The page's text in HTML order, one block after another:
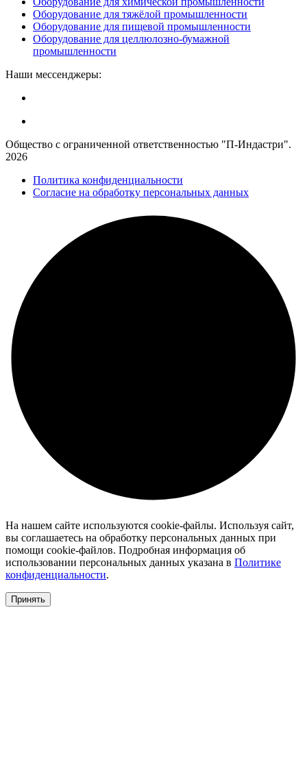
Оборудование для тяжёлой промышленности
Оборудование для пищевой промышленности
Оборудование для целлюлозно-бумажной
промышленности
Наши мессенджеры:
Общество с ограниченной ответственностью "П-Индастри".
2026
Политика конфиденциальности
Согласие на обработку персональных данных
На нашем сайте используются cookie-файлы. Используя сайт,
вы соглашаетесь на обработку персональных данных при
помощи cookie-файлов. Подробная информация об
использовании персональных данных указана в Политике
конфиденциальности.
Принять